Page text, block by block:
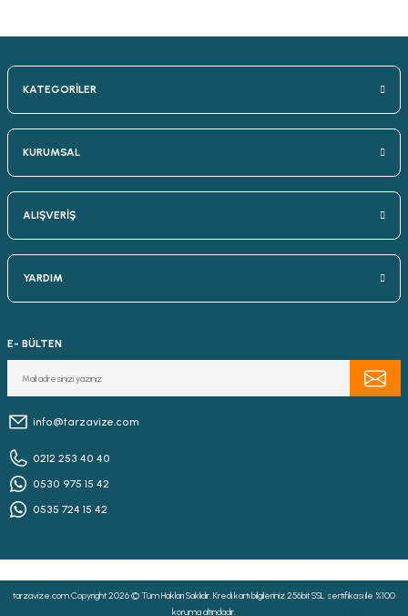
KATEGORİLER
KURUMSAL
ALIŞVERİŞ
YARDIM
E- BÜLTEN
info@tarzavize.com
0212 253 40 40
0530 975 15 42
0535 724 15 42
tarzavize.com Copyright 2026 © Tüm Hakları Saklıdır. Kredi kartı bilgileriniz 256bit SSL sertifikası ile %100
koruma altındadır.